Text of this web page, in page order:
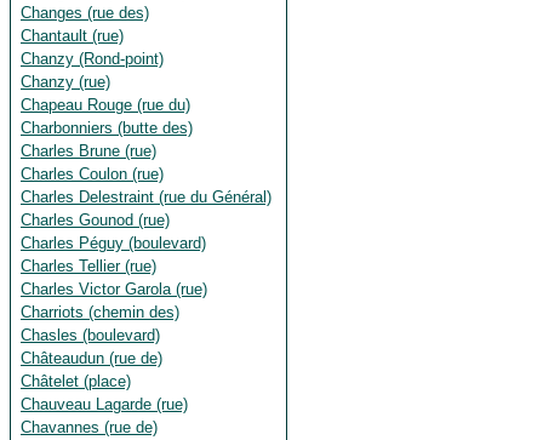
Changes (rue des)
Chantault (rue)
Chanzy (Rond-point)
Chanzy (rue)
Chapeau Rouge (rue du)
Charbonniers (butte des)
Charles Brune (rue)
Charles Coulon (rue)
Charles Delestraint (rue du Général)
Charles Gounod (rue)
Charles Péguy (boulevard)
Charles Tellier (rue)
Charles Victor Garola (rue)
Charriots (chemin des)
Chasles (boulevard)
Châteaudun (rue de)
Châtelet (place)
Chauveau Lagarde (rue)
Chavannes (rue de)